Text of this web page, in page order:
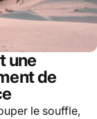
une
de
le souffle,